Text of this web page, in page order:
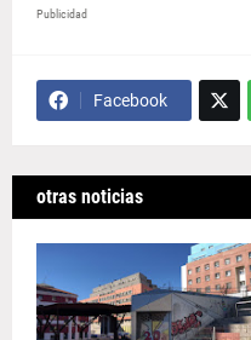
Publicidad
Facebook
otras noticias